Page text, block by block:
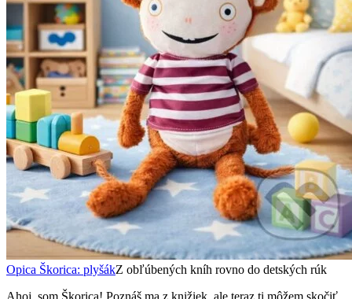
Opica Škorica: plyšákZ obľúbených kníh rovno do detských rúk